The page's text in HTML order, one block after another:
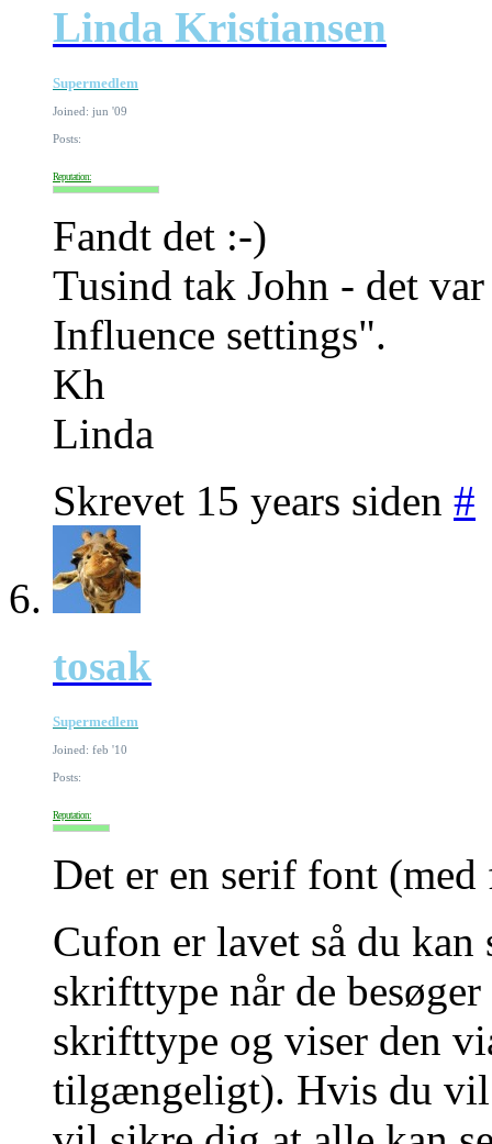
Linda Kristiansen
Supermedlem
Joined: jun '09
Posts:
Reputation:
Fandt det :-)
Tusind tak John - det
Influence settings".
Kh
Linda
Skrevet 15 years siden #
tosak
Supermedlem
Joined: feb '10
Posts:
Reputation:
Det er en serif font (med
Cufon er lavet så du kan
skrifttype når de
skrifttype og viser den
tilgængeligt). Hvis du vil